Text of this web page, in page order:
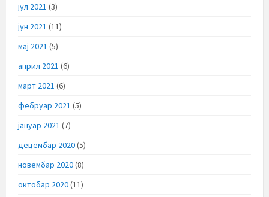
јул 2021 (3)
јун 2021 (11)
мај 2021 (5)
април 2021 (6)
март 2021 (6)
фебруар 2021 (5)
јануар 2021 (7)
децембар 2020(5)
новембар 2020(8)
октобар 2020(11)